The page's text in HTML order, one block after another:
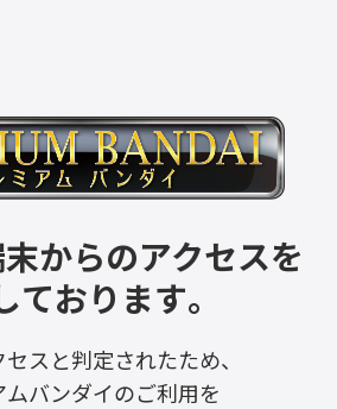
からのアクセスを
ております。
スと判定されたため、
ムバンダイのご利用を